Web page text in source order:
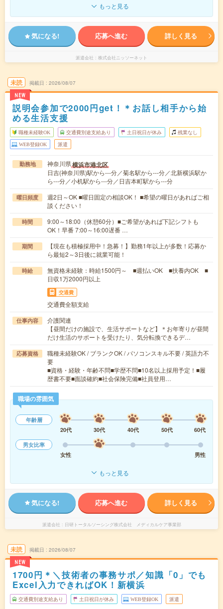
もっと見る
気になる! 応募へ進む 詳しく見る
派遣会社 株式会社ニッソーネット
未読
NEW
掲載日 2026/08/07
説明会参加で2000円get！＊お話し相手から始
める生活支援
職種未経験OK 交通費別途支給あり 土日祝日が休み 残業なし
WEB登録OK 派遣
勤務地 神奈川県横浜市港北区
日吉(神奈川県)駅から---分／菊名駅から---分／北新横浜駅か
ら---分／小机駅から---分／日吉本町駅から---分
曜日頻度
週2日～OK ■曜日固定の相談OK！ ■希望の曜日があればご相
談ください！
時間
9:00～18:00（休憩60分）■ご希望があれば下記シフトも
OK！早番 7:00～16:00遅番 …
期間
【現在も積極採用中！急募！】勤務1年以上が多数！応募か
ら最短2～3日後に就業可能！
時給
無資格未経験：時給1500円～ ■週払いOK ■扶養内OK ■
日収1万2000円以上
交通費
交通費全額支給
仕事内容
介護関連
【昼間だけの施設で、生活サポートなど】＊お年寄りが昼間
だけ生活のサポートを受けたり、気分転換できるデ…
応募資格
職種未経験OK / ブランクOK / パソコンスキル不要 / 英語力不
要
■資格・経験・年齢不問■学歴不問■10名以上採用予定！■履
歴書不要■面談確約■社会保険完備■社員登用…
職場の雰囲気
年齢層
20代
30代 40代 50代
60代
男女比率
女性
男性
もっと見る
気になる! 応募へ進む 詳しく見る
派遣会社 日研トータルソーシング株式会社 メディカルケア事業部
未読
NEW
掲載日 2026/08/07
1700円＊＼技術者の事務サポ／知識「0」でも
Excel入力できればOK！新横浜
交通費別途支給あり 土日祝日が休み WEB登録OK 派遣